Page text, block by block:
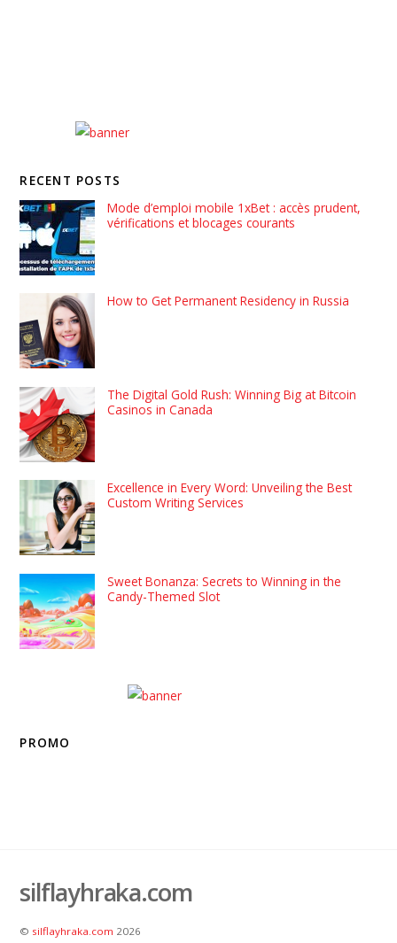
RECENT POSTS
Mode d’emploi mobile 1xBet : accès prudent,
vérifications et blocages courants
How to Get Permanent Residency in Russia
The Digital Gold Rush: Winning Big at Bitcoin
Casinos in Canada
Excellence in Every Word: Unveiling the Best
Custom Writing Services
Sweet Bonanza: Secrets to Winning in the
Candy-Themed Slot
PROMO
silflayhraka.com
© silflayhraka.com 2026